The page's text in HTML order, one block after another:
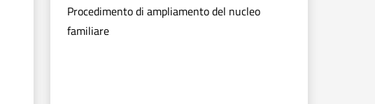
Procedimento di ampliamento del nucleo
familiare